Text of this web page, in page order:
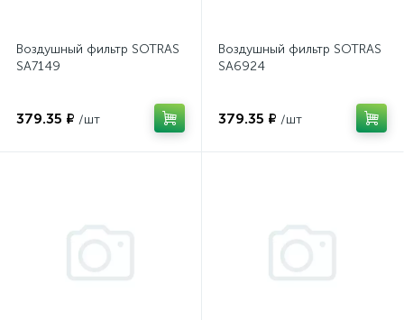
Воздушный фильтр SOTRAS
SA7149
379.35 ₽ /шт
Воздушный фильтр SOTRAS
SA6924
379.35 ₽ /шт